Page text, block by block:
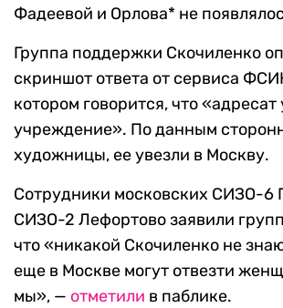
Фадеевой и Орлова* не
Группа поддержки Скочиленко
скриншот ответа от сервиса
котором говорится, что
учреждение». По данным
художницы, ее увезли в Москву.
Сотрудники московских СИЗО-6
СИЗО-2 Лефортово заявили
что «никакой Скочиленко не
еще в Москве могут отвезти
мы», — отметили в паблике.